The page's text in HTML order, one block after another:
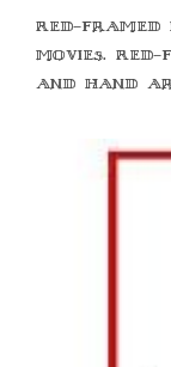
Red-
movies.
and hand